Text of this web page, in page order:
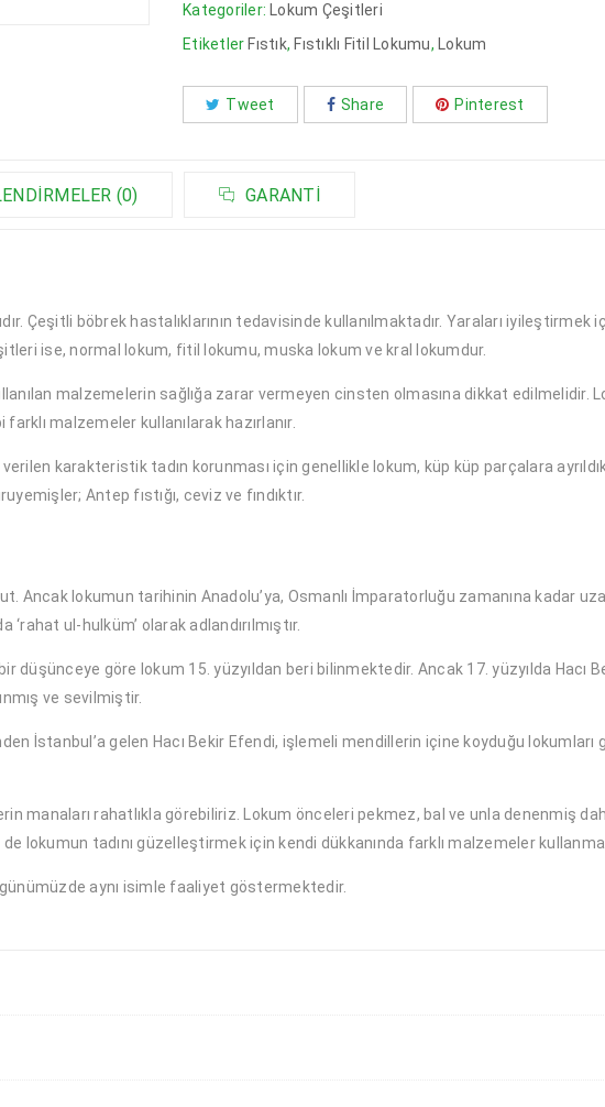
Kategoriler:
Lokum Çeşitleri
Etiketler Fıstık, Fıstıklı Fitil Lokumu, Lokum
Tweet Share Pinterest
(0) GARANTI
Çeşitli böbrek hastalıklarının tedavisinde kullanılmaktadır. Yaraları iyileştirmek
ise, normal lokum, fitil lokumu, muska lokum ve kral lokumdur.
malzemelerin sağlığa zarar vermeyen cinsten olmasına dikkat edilmelidir.
malzemeler kullanılarak hazırlanır.
karakteristik tadın korunması için genellikle lokum, küp küp parçalara
Antep fıstığı, ceviz ve fındıktır.
Ancak lokumun tarihinin Anadolu’ya, Osmanlı İmparatorluğu zamanına kadar
ul-hulküm’ olarak adlandırılmıştır.
düşünceye göre lokum 15. yüzyıldan beri bilinmektedir. Ancak 17. yüzyılda Hacı
ve sevilmiştir.
İstanbul’a gelen Hacı Bekir Efendi, işlemeli mendillerin içine koyduğu lokumları
manaları rahatlıkla görebiliriz. Lokum önceleri pekmez, bal ve unla denenmiş
de lokumun tadını güzelleştirmek için kendi dükkanında farklı malzemeler
aynı isimle faaliyet göstermektedir.